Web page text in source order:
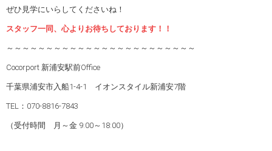
ぜひ見学にいらしてくださいね！
スタッフ一同、心よりお待ちしております！！
～～～～～～～～～～～～～～～～～～～～～～～～
Cocorport 新浦安駅前Office
千葉県浦安市入船1-4-1 イオンスタイル新浦安7階
TEL：070-8816-7843
（受付時間 月～金 9:00～18:00）